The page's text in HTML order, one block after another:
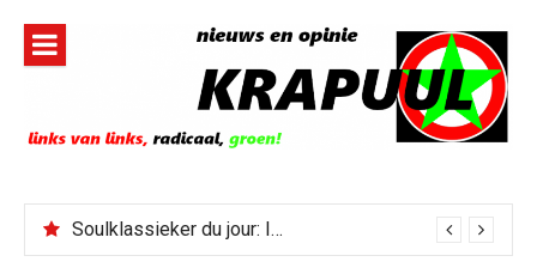
inhoud
Soulklassieker du jour: I Wish It Would Rain